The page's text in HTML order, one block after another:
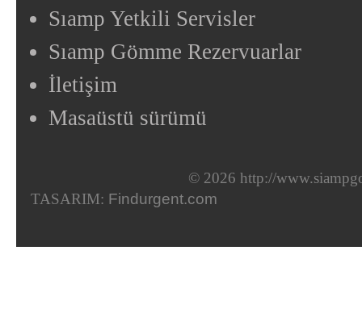
Sıamp Yetkili Servisler
Sıamp Gömme Rezervuarlar
İletişim
Masaüstü sürümü
© 2026 http://
TASARIM: Findurgent.com